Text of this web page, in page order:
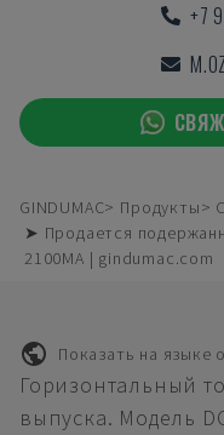
+7
GINDUMAC Продукты
➤ Продается
2100MA | gindumac.com
Показать на языке
Горизонтальный
выпуска. Модель